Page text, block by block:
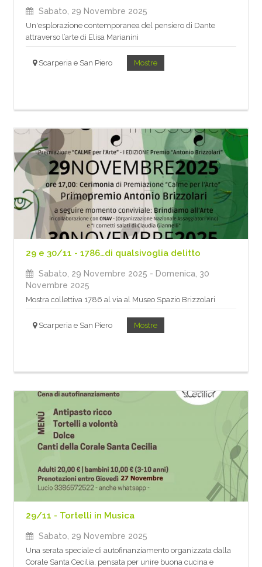
Sabato, 29 Novembre 2025
Un'esplorazione contemporanea del pensiero di Dante
attraverso l’arte di Elisa Marianini
Scarperia e San Piero Mostre
29 e 30/11 - 1786…di qualsivoglia delitto
Sabato, 29 Novembre 2025 - Domenica, 30
Novembre 2025
Mostra collettiva 1786 al via al Museo Spazio Brizzolari
Scarperia e San Piero Mostre
29/11 - Tortelli in Musica
Sabato, 29 Novembre 2025
Una serata speciale di autofinanziamento organizzata dalla
Corale Santa Cecilia, pensata per unire buona cucina e